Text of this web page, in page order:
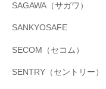
SAGAWA（サガワ）
SANKYOSAFE
SECOM（セコム）
SENTRY（セントリー）